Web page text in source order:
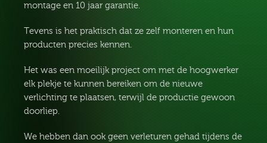
montage en 10 jaar garantie.
Tevens is het praktisch dat ze zelf monteren en hun
producten precies kennen.
Het was een moeilijk project om met de hoogwerker
elk plekje te kunnen bereiken om de nieuwe
verlichting te plaatsen, terwijl de productie gewoon
doorliep.
We hebben dan ook geen verleturen gehad tijdens de